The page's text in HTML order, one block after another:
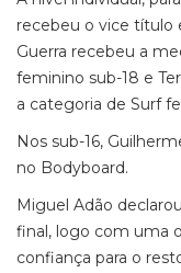
recebeu o vice título
Guerra recebeu a
feminino sub-18 e
a categoria de Surf
Nos sub-16,
no Bodyboard.
Miguel Adão
final, logo com uma
confiança para o